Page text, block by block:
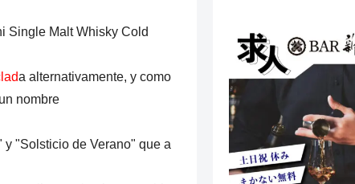
Single Malt Whisky Cold
a alternativamente, y como
nombre
"Solsticio de Verano" que a